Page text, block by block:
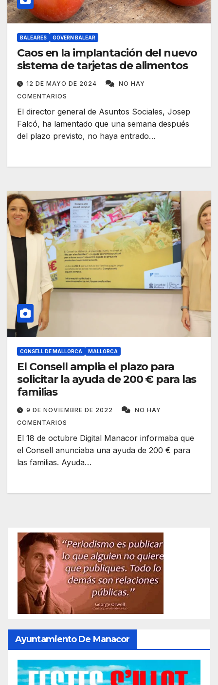
BALEARES GOVERN BALEAR
Caos en la implantación del nuevo
sistema de tarjetas de alimentos
12 DE MAYO DE 2024
NO HAY
COMENTARIOS
El director general de Asuntos Sociales, Josep
Falcó, ha lamentado que una semana después
del plazo previsto, no haya entrado…
CONSELL DE MALLORCA MALLORCA
El Consell amplia el plazo para
solicitar la ayuda de 200 € para las
familias
9 DE NOVIEMBRE DE 2022
NO HAY
COMENTARIOS
El 18 de octubre Digital Manacor informaba que
el Consell anunciaba una ayuda de 200 € para
las familias. Ayuda…
Ayuntamiento De Manacor